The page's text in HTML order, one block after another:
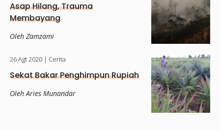
Asap Hilang, Trauma
Membayang
Oleh Zamzami
26 Agt 2020 | Cerita
Sekat Bakar Penghimpun Rupiah
Oleh Aries Munandar